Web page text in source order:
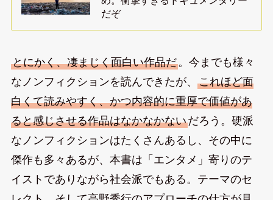
だぞ
とにかく、凄まじく面白い作品だ。今までも様々
なノンフィクションを読んできたが、 これほど面
白くて読みやすく、かつ内容的に重厚で価値があ
ると感じさせる作品はなかなかないだろう。硬派
なノンフィクションはたくさんあるし、その中に
傑作も多々あるが、本書は「エンタメ」寄りのテ
イストでありながら社会派でもある。テーマのセ